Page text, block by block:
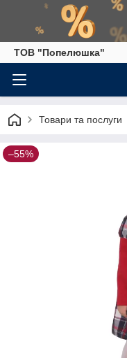
ТОВ "Попелюшка"
Товари та послуги
–55%